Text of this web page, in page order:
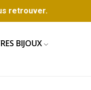
retrouver.
BIJOUX